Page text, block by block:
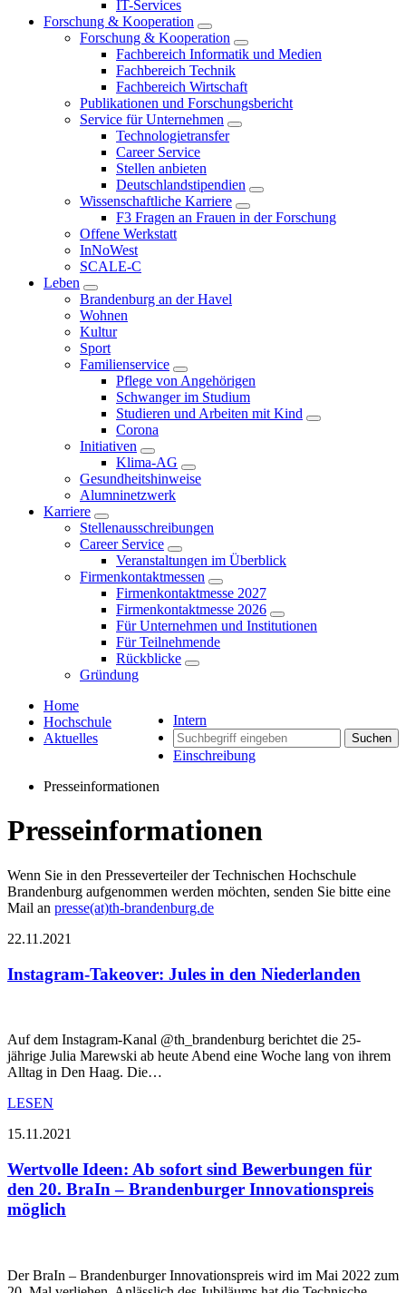
IT-Services
Forschung & Kooperation
Forschung & Kooperation
Fachbereich Informatik und Medien
Fachbereich Technik
Fachbereich Wirtschaft
Publikationen und Forschungsbericht
Service für Unternehmen
Technologietransfer
Career Service
Stellen anbieten
Deutschlandstipendien
Wissenschaftliche Karriere
F3 Fragen an Frauen in der Forschung
Offene Werkstatt
InNoWest
SCALE-C
Leben
Brandenburg an der Havel
Wohnen
Kultur
Sport
Familienservice
Pflege von Angehörigen
Schwanger im Studium
Studieren und Arbeiten mit Kind
Corona
Initiativen
Klima-AG
Gesundheitshinweise
Alumninetzwerk
Karriere
Stellenausschreibungen
Career Service
Veranstaltungen im Überblick
Firmenkontaktmessen
Firmenkontaktmesse 2027
Firmenkontaktmesse 2026
Für Unternehmen und Institutionen
Für Teilnehmende
Rückblicke
Gründung
Intern
Suchen
Einschreibung
Home
Hochschule
Aktuelles
Presseinformationen
Presseinformationen
Wenn Sie in den Presseverteiler der Technischen Hochschule
Brandenburg aufgenommen werden möchten, senden Sie bitte eine
Mail an presse(at)th-brandenburg.de
22.11.2021
Instagram-Takeover: Jules in den Niederlanden
Auf dem Instagram-Kanal @th_brandenburg berichtet die 25-
jährige Julia Marewski ab heute Abend eine Woche lang von ihrem
Alltag in Den Haag. Die…
LESEN
15.11.2021
Wertvolle Ideen: Ab sofort sind Bewerbungen für
den 20. BraIn – Brandenburger Innovationspreis
möglich
Der BraIn – Brandenburger Innovationspreis wird im Mai 2022 zum